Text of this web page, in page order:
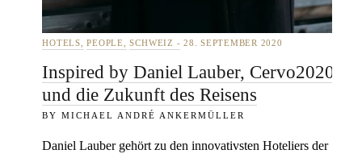
HOTELS PEOPLE SCHWEIZ 28. SEPTEMBER 2020
Inspired by Daniel Lauber, Cervo2020
und die Zukunft des Reisens
MICHAEL ANDRÉ ANKERMÜLLER
Daniel Lauber gehört zu den innovativsten Hoteliers der